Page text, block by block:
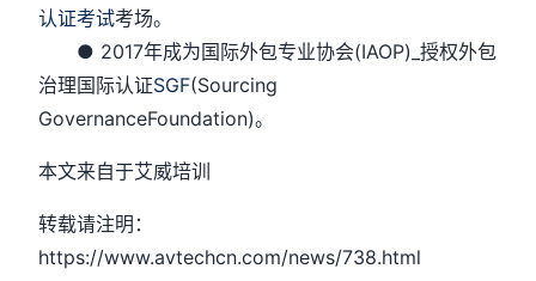
认证考试考场。
● 2017年成为国际外包专业协会(IAOP)_授权外包
治理国际认证SGF(Sourcing
GovernanceFoundation)。
本文来自于艾威培训
转载请注明：
https://www.avtechcn.com/news/738.html